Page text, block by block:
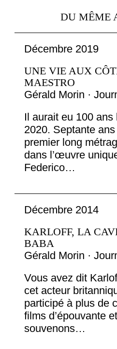
DU MÊME
Décembre 2019
UNE VIE AUX
MAESTRO
Gérald Morin ·
Il aurait eu 100
2020. Septante
premier long
dans l’œuvre
Federico…
Décembre 2014
KARLOFF, LA
BABA
Gérald Morin ·
Vous avez dit
cet acteur
participé à plus de
films d’épouvante
souvenons…